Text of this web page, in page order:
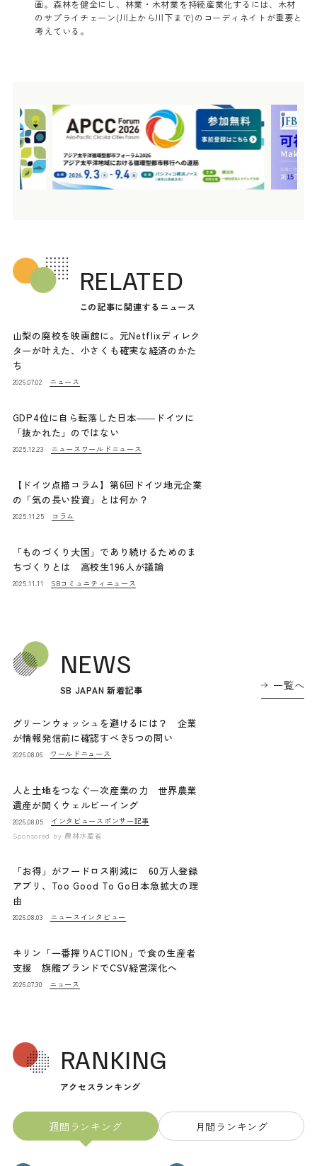
画。森林を健全にし、林業・木材業を持続産業化するには、木材
のサプライチェーン(川上から川下まで)のコーディネイトが重要と
考えている。
RELATED
この記事に関連するニュース
山梨の廃校を映画館に。元Netflixディレク
ターが叶えた、小さくも確実な経済のかた
ち
2026.07.02 ニュース
GDP4位に自ら転落した日本――ドイツに
「抜かれた」のではない
2025.12.23 ニュース ワールドニュース
【ドイツ点描コラム】第6回ドイツ地元企業
の「気の長い投資」とは何か？
2025.11.25 コラム
「ものづくり大国」であり続けるためのま
ちづくりとは 高校生196人が議論
2025.11.11 SBコミュニティニュース
NEWS
SB JAPAN 新着記事 一覧へ
グリーンウォッシュを避けるには？ 企業
が情報発信前に確認すべき5つの問い
2026.08.06 ワールドニュース
人と土地をつなぐ一次産業の力 世界農業
遺産が開くウェルビーイング
2026.08.05 インタビュー スポンサー記事
Sponsored by 農林水産省
「お得」がフードロス削減に 60万人登録
アプリ、Too Good To Go日本急拡大の理
由
2026.08.03 ニュース インタビュー
キリン「一番搾りACTION」で食の生産者
支援 旗艦ブランドでCSV経営深化へ
2026.07.30 ニュース
RANKING
アクセスランキング
週間ランキング 月間ランキング